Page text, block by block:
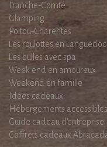
Franche-Comté
Glamping
Poitou-Charentes
Les roulottes en
Les bulles avec spa
Week end en amoureux
Weekend en famille
Idées cadeaux
Hébergements
Guide cadeau d'entreprise
Coffrets cadeaux